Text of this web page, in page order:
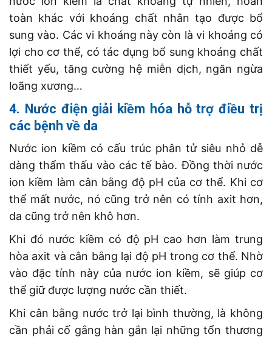
toàn khác với khoáng chất nhân tạo được bổ
sung vào. Các vi khoáng này còn là vi khoáng có
lợi cho cơ thể, có tác dụng bổ sung khoáng chất
thiết yếu, tăng cường hệ miễn dịch, ngăn ngừa
loãng xương…
4. Nước điện giải kiềm hóa hỗ trợ điều trị
các bệnh về da
Nước ion kiềm có cấu trúc phân tử siêu nhỏ dễ
dàng thẩm thấu vào các tế bào. Đồng thời nước
ion kiềm làm cân bằng độ pH của cơ thể. Khi cơ
thể mất nước, nó cũng trở nên có tính axit hơn,
da cũng trở nên khô hơn.
Khi đó nước kiềm có độ pH cao hơn làm trung
hòa axit và cân bằng lại độ pH trong cơ thể. Nhờ
vào đặc tính này của nước ion kiềm, sẽ giúp cơ
thể giữ được lượng nước cần thiết.
Khi cân bằng nước trở lại bình thường, là không
cần phải cố gắng hàn gắn lại những tổn thương